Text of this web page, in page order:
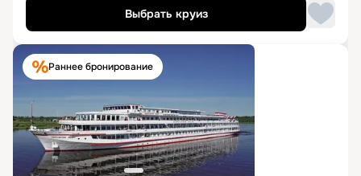
Выбрать круиз
Раннее бронирование